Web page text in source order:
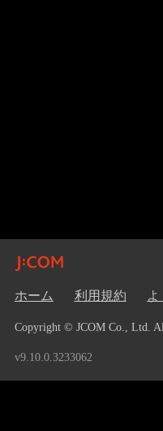
ホーム 利用規約
Copyright © JCOM Co., Ltd.
v9.10.0.3233062